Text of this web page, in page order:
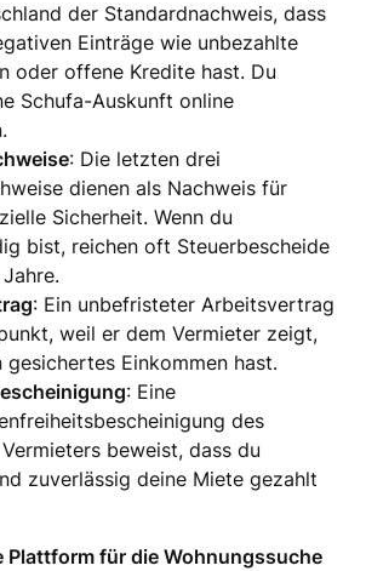
der Standardnachweis, dass
Einträge wie unbezahlte
oder offene Kredite hast. Du
Schufa-Auskunft online
: Die letzten drei
dienen als Nachweis für
Sicherheit. Wenn du
bist, reichen oft Steuerbescheide
: Ein unbefristeter Arbeitsvertrag
weil er dem Vermieter zeigt,
gesichertes Einkommen hast.
: Eine
des
beweist, dass du
zuverlässig deine Miete gezahlt
Plattform für die Wohnungssuche